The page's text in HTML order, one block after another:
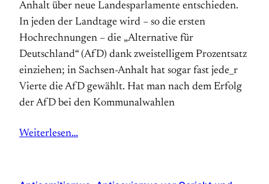
Anhalt über neue Landesparlamente entschieden.
In jeden der Landtage wird – so die ersten
Hochrechnungen – die „Alternative für
Deutschland“ (AfD) dank zweistelligem Prozentsatz
einziehen; in Sachsen-Anhalt hat sogar fast jede_r
Vierte die AfD gewählt. Hat man nach dem Erfolg
der AfD bei den Kommunalwahlen
Weiterlesen…